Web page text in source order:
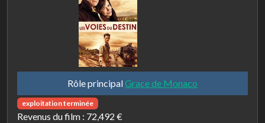
Rôle principalGrace de Monaco
exploitation terminée
Revenus du film : 72,492 €